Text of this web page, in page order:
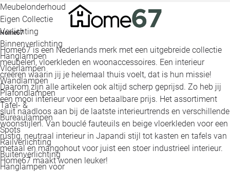
Meubelonderhoud
Eigen Collectie
Verlichting
Binnenverlichting
Hanglampen
Vloerlampen
Wandlampen
Plafondlampen
Tafel- &
Bureaulampen
Spots
Railverlichting
Buitenverlichting
Hanglampen voor
Home67
Home67 is een Nederlands merk met een uitgebreide collectie
meubelen, vloerkleden en woonaccessoires. Een interieur
creëren waarin jij je helemaal thuis voelt, dat is hun missie!
Daarom zijn alle artikelen ook altijd scherp geprijsd. Zo heb jij
een mooi interieur voor een betaalbare prijs. Het assortiment
sluit naadloos aan bij de laatste interieurtrends en verschillende
woonstijlen. Van bouclé fauteuils en beige vloerkleden voor een
rustig, neutraal interieur in Japandi stijl tot kasten en tafels van
metaal en mangohout voor juist een stoer industrieel interieur.
Home67 maakt wonen leuker!